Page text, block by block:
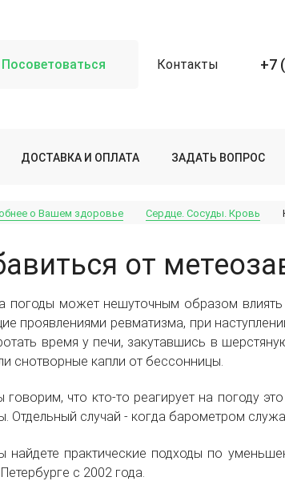
Посоветоваться Контакты +7
ДОСТАВКА И ОПЛАТА ЗАДАТЬ ВОПРОС
о Вашем здоровье Сердце. Сосуды. Кровь
от
погоды может нешуточным образом
проявлениями ревматизма, при
время у печи, закутавшись в
снотворные капли от бессонницы.
говорим, что кто-то реагирует на погоду
Отдельный случай - когда барометром
найдете практические подходы по
с 2002 года.